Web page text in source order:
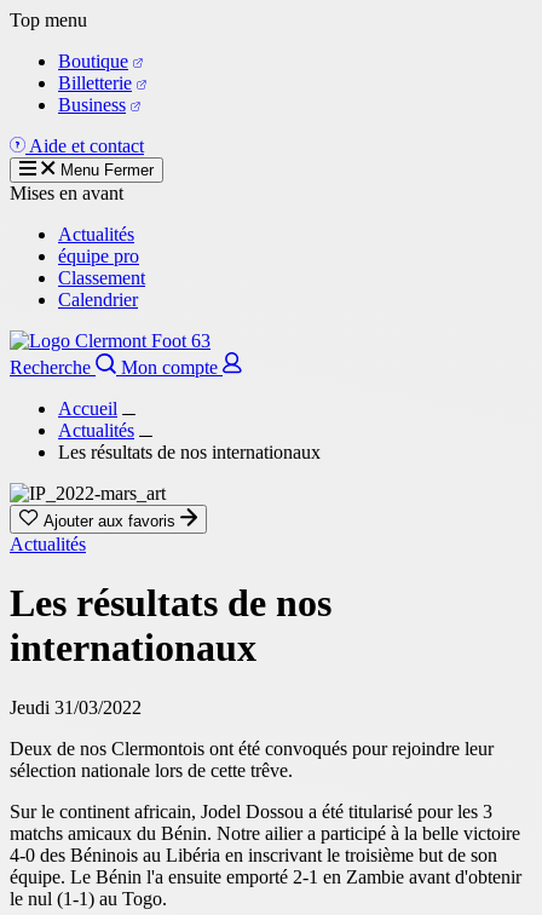
Aller
contenu
principal
Top menu
Boutique
Billetterie
Business
Aide et contact
Menu Fermer
Mises en avant
Actualités
équipe pro
Classement
Calendrier
Recherche
Mon compte
Accueil
Actualités
Les résultats de nos internationaux
Ajouter aux favoris
Actualités
Les résultats de nos
internationaux
Jeudi 31/03/2022
Deux de nos Clermontois ont été convoqués pour rejoindre leur
sélection nationale lors de cette trêve.
Sur le continent africain, Jodel Dossou a été titularisé pour les 3
matchs amicaux du Bénin. Notre ailier a participé à la belle victoire
4-0 des Béninois au Libéria en inscrivant le troisième but de son
équipe. Le Bénin l'a ensuite emporté 2-1 en Zambie avant d'obtenir
le nul (1-1) au Togo.